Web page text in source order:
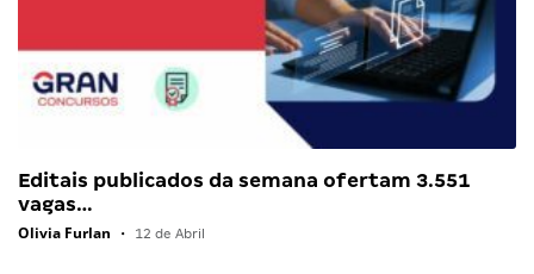
Editais publicados da semana ofertam 3.551
vagas…
Olivia Furlan • 12 de Abril